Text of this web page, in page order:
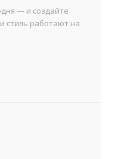
— и создайте
стиль работают на